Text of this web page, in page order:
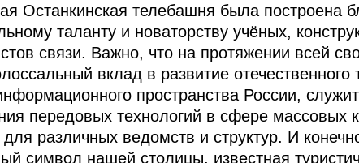
Останкинская телебашня была построена
таланту и новаторству учёных,
связи. Важно, что на протяжении всей
вклад в развитие
пространства России,
передовых технологий в сфере массовых
для различных ведомств и структур. И
символ нашей столицы, известная